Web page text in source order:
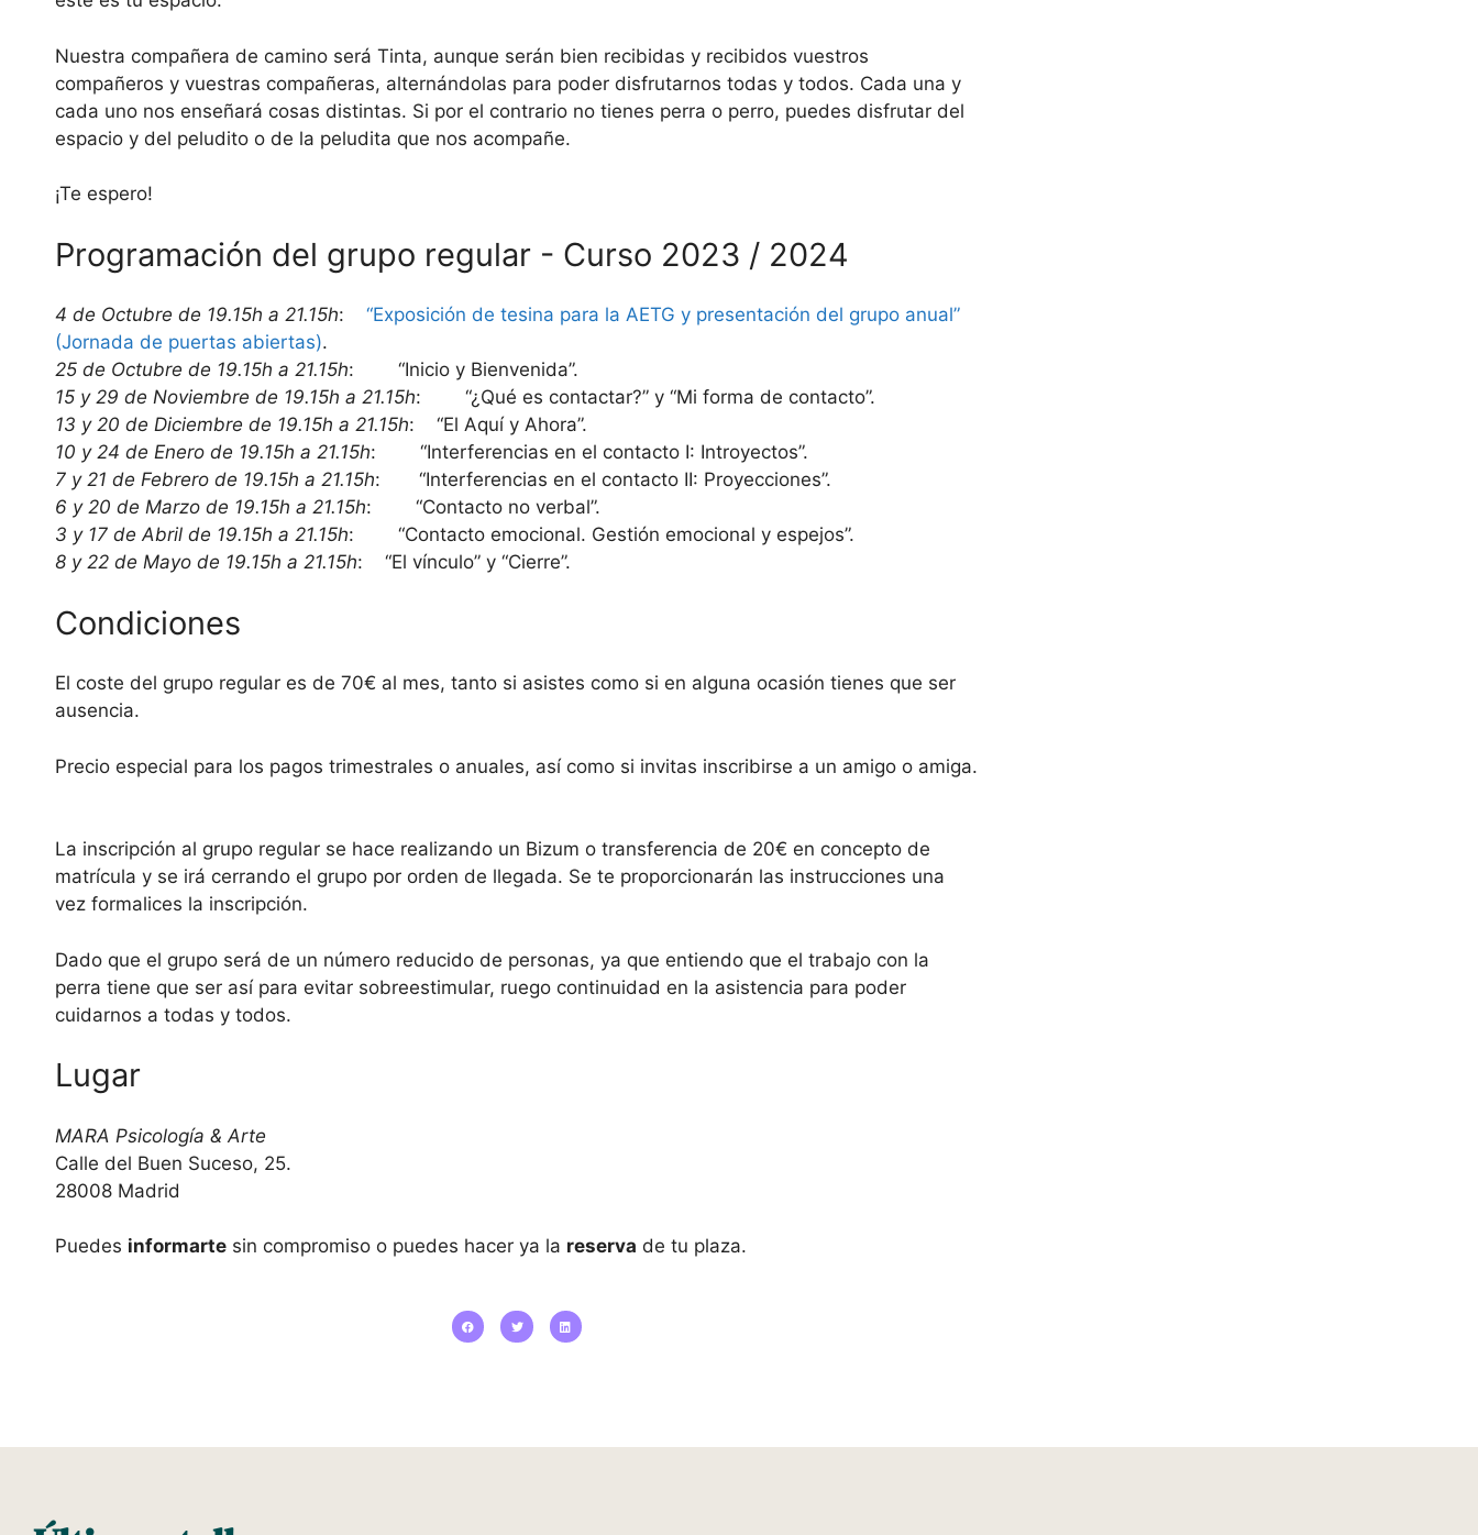
Nuestra compañera de camino será Tinta, aunque serán bien recibidas y recibidos vuestros
compañeros y vuestras compañeras, alternándolas para poder disfrutarnos todas y todos. Cada una y
cada uno nos enseñará cosas distintas. Si por el contrario no tienes perra o perro, puedes disfrutar del
espacio y del peludito o de la peludita que nos acompañe.
¡Te espero!
Programación del grupo regular - Curso 2023 / 2024
4 de Octubre de 19.15h a 21.15h: “Exposición de tesina para la AETG y presentación del grupo anual”
(Jornada de puertas abiertas).
25 de Octubre de 19.15h a 21.15h: “Inicio y Bienvenida”.
15 y 29 de Noviembre de 19.15h a 21.15h: “¿Qué es contactar?” y “Mi forma de contacto”.
13 y 20 de Diciembre de 19.15h a 21.15h: “El Aquí y Ahora”.
10 y 24 de Enero de 19.15h a 21.15h: “Interferencias en el contacto I: Introyectos”.
7 y 21 de Febrero de 19.15h a 21.15h: “Interferencias en el contacto II: Proyecciones”.
6 y 20 de Marzo de 19.15h a 21.15h: “Contacto no verbal”.
3 y 17 de Abril de 19.15h a 21.15h: “Contacto emocional. Gestión emocional y espejos”.
8 y 22 de Mayo de 19.15h a 21.15h: “El vínculo” y “Cierre”.
Condiciones
El coste del grupo regular es de 70€ al mes, tanto si asistes como si en alguna ocasión tienes que ser
ausencia.
Precio especial para los pagos trimestrales o anuales, así como si invitas inscribirse a un amigo o amiga.
La inscripción al grupo regular se hace realizando un Bizum o transferencia de 20€ en concepto de
matrícula y se irá cerrando el grupo por orden de llegada. Se te proporcionarán las instrucciones una
vez formalices la inscripción.
Dado que el grupo será de un número reducido de personas, ya que entiendo que el trabajo con la
perra tiene que ser así para evitar sobreestimular, ruego continuidad en la asistencia para poder
cuidarnos a todas y todos.
Lugar
MARA Psicología & Arte
Calle del Buen Suceso, 25.
28008 Madrid
Puedes informarte sin compromiso o puedes hacer ya la reserva de tu plaza.